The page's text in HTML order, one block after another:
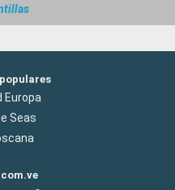
Europa
Seas